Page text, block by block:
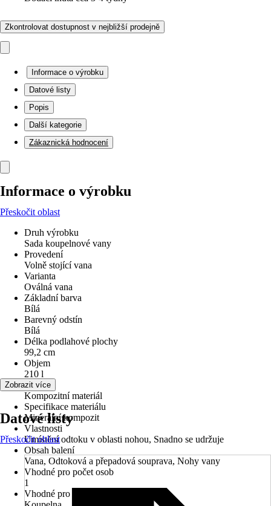
Zkontrolovat dostupnost v nejbližší prodejně
Informace o výrobku
Datové listy
Popis
Další kategorie
Zákaznická hodnocení
Informace o výrobku
Přeskočit oblast
Druh výrobku
Sada koupelnové vany
Provedení
Volně stojící vana
Varianta
Oválná vana
Základní barva
Bílá
Barevný odstín
Bílá
Délka podlahové plochy
99,2 cm
Objem
210 l
Materiál
Kompozitní materiál
Specifikace materiálu
Minerální kompozit
Vlastnosti
Umístění odtoku v oblasti nohou, Snadno se udržuje
Obsah balení
Vana, Odtoková a přepadová souprava, Nohy vany
Vhodné pro počet osob
1
Vhodné pro prostory
Zobrazit více
Datové listy
Přeskočit oblast